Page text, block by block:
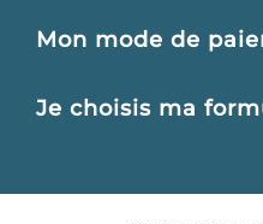
Mon mode de
Je choisis ma